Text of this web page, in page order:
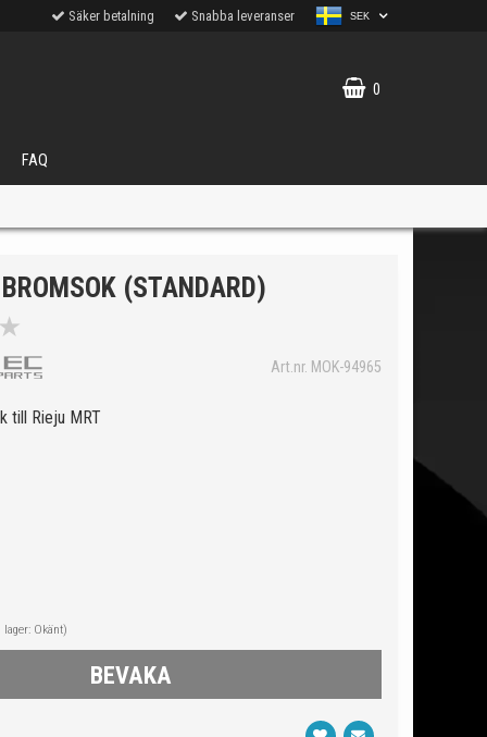
Säker betalning Snabba leveranser SEK
0
FAQ
(STANDARD)
Art.nr. MOK-94965
till Rieju MRT
Okänt)
BEVAKA